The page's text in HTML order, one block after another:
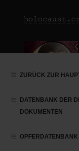
ZURÜCK ZUR
DATENBANK DER
DOKUMENTEN
OPFERDATENBANK